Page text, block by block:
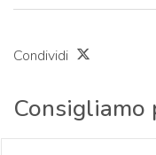
Condividi
Consigliamo